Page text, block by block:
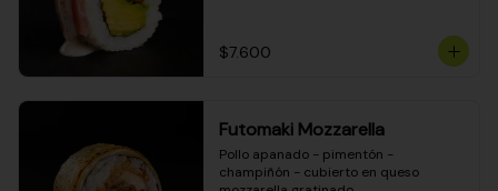
$7.600
Futomaki Mozzarella
Pollo apanado - pimentón -
champiñón - cubierto en queso